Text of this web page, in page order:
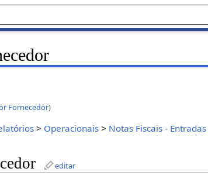
Fornecedor)
> Operacionais > Notas Fiscais - Entradas
editar